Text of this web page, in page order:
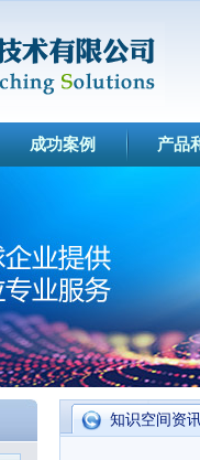
成功案例 产品
知识空间资